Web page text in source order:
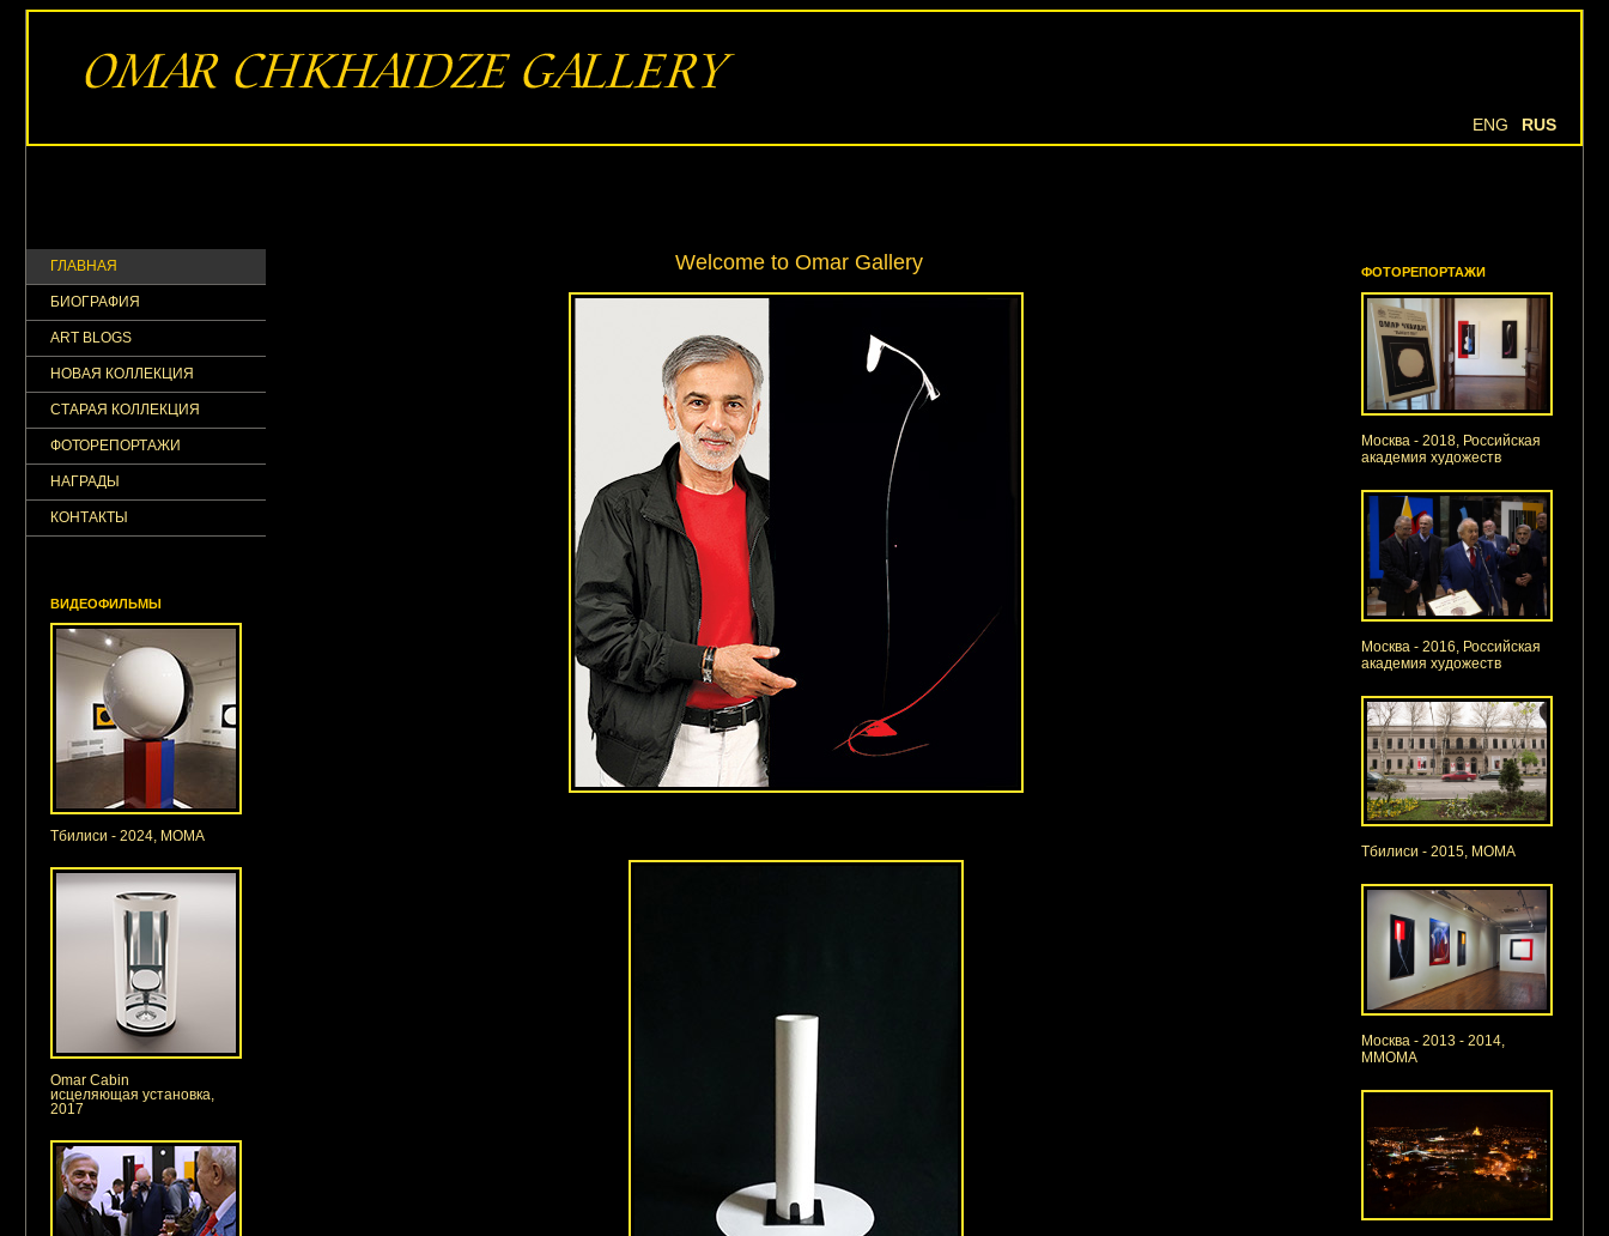
ENG RUS
ГЛАВНАЯ
БИОГРАФИЯ
ART BLOGS
НОВАЯ КОЛЛЕКЦИЯ
СТАРАЯ КОЛЛЕКЦИЯ
ФОТОРЕПОРТАЖИ
НАГРАДЫ
КОНТАКТЫ
ВИДЕОФИЛЬМЫ
Тбилиси - 2024, МОМА
Omar Cabin
исцеляющая установка,
2017
Welcome to Omar Gallery ФОТОРЕПОРТАЖИ
Москва - 2018, Российская
академия художеств
Москва - 2016, Российская
академия художеств
Тбилиси - 2015, МОМА
Москва - 2013 - 2014,
MMOMA